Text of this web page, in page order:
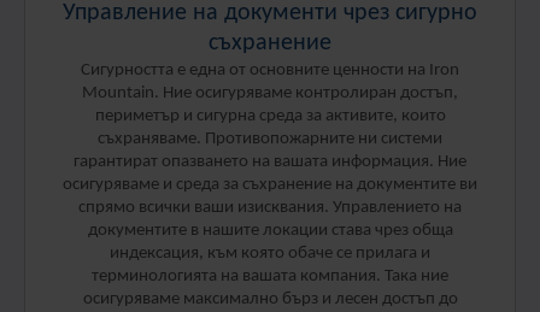
Управление на документи чрез сигурно
съхранение
Сигурността е една от основните ценности на Iron
Mountain. Ние осигуряваме контролиран достъп,
периметър и сигурна среда за активите, които
съхраняваме. Противопожарните ни системи
гарантират опазването на вашата информация. Ние
осигуряваме и среда за съхранение на документите ви
спрямо всички ваши изисквания. Управлението на
документите в нашите локации става чрез обща
индексация, към която обаче се прилага и
терминологията на вашата компания. Така ние
осигуряваме максимално бърз и лесен достъп до